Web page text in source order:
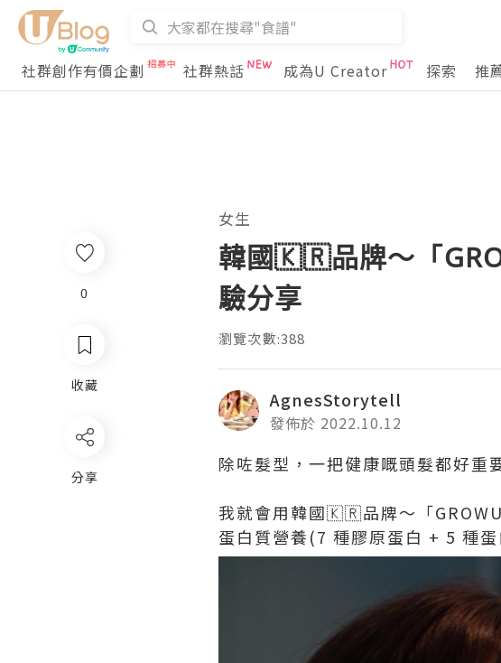
社群創作有價企劃
社群熱話 成為U Creator 探索 推
0
收藏
分享
女生
韓國🇰🇷品牌～「
驗分享
瀏覽次數:388
AgnesStorytell
發佈於 2022.10.12
除咗髮型，一把健康嘅頭髮都好重
我就會用韓國🇰🇷品牌～「
蛋白質營養(7 種膠原蛋白 + 5 種